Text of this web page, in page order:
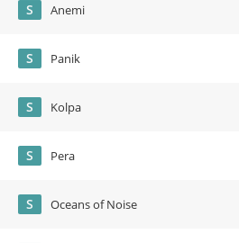
S Anemi
S Panik
S Kolpa
S Pera
S Oceans of Noise